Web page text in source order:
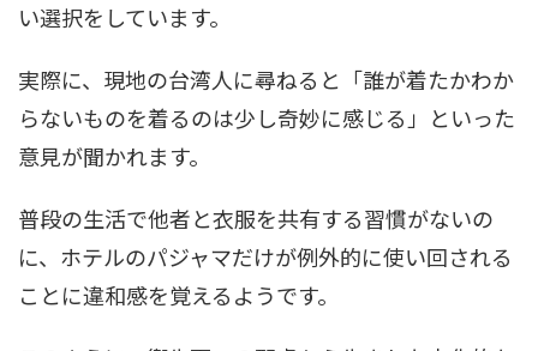
い選択をしています。
実際に、現地の台湾人に尋ねると「誰が着たかわか
らないものを着るのは少し奇妙に感じる」といった
意見が聞かれます。
普段の生活で他者と衣服を共有する習慣がないの
に、ホテルのパジャマだけが例外的に使い回される
ことに違和感を覚えるようです。